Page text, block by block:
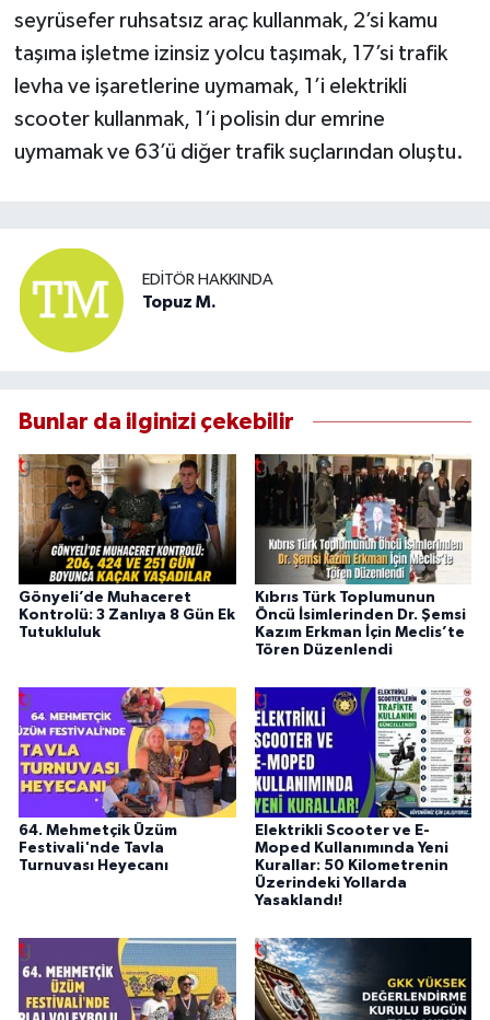
seyrüsefer ruhsatsız araç kullanmak, 2’si kamu
taşıma işletme izinsiz yolcu taşımak, 17’si trafik
levha ve işaretlerine uymamak, 1’i elektrikli
scooter kullanmak, 1’i polisin dur emrine
uymamak ve 63’ü diğer trafik suçlarından oluştu.
EDITÖR HAKKINDA
Topuz M.
Bunlar da ilginizi çekebilir
Gönyeli’de Muhaceret
Kontrolü: 3 Zanlıya 8 Gün Ek
Tutukluluk
Kıbrıs Türk Toplumunun
Öncü İsimlerinden Dr. Şemsi
Kazım Erkman İçin Meclis’te
Tören Düzenlendi
64. Mehmetçik Üzüm
Festivali'nde Tavla
Turnuvası Heyecanı
Elektrikli Scooter ve E-
Moped Kullanımında Yeni
Kurallar: 50 Kilometrenin
Üzerindeki Yollarda
Yasaklandı!